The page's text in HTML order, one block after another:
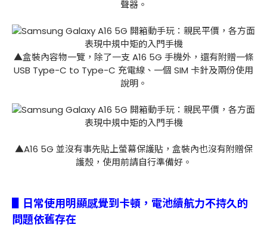
聲器。
▲盒裝內容物一覽，除了一支 A16 5G 手機外，還有附贈一條
USB Type-C to Type-C 充電線、一個 SIM 卡針及兩份使用
說明。
▲A16 5G 並沒有事先貼上螢幕保護貼，盒裝內也沒有附贈保
護殼，使用前請自行準備好。
▋日常使用明顯感覺到卡頓，電池續航力不持久的
問題依舊存在